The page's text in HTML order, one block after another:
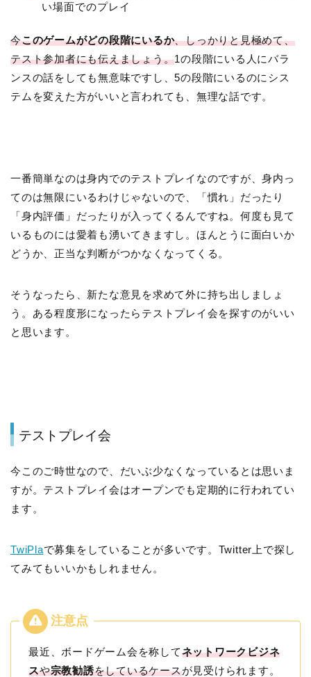
い場面でのプレイ
今このゲームがどの段階にいるか、しっかりと見極めて、
テスト参加者にも伝えましょう。1の段階にいる人にバラ
ンスの話をしても無意味ですし、5の段階にいるのにシス
テムを変えた方がいいと言われても、無理な話です。
一番簡単なのは身内でのテストプレイなのですが、身内っ
てのは無限にいるわけじゃないので、「慣れ」だったり
「身内評価」だったりが入ってくるんですね。何度も見て
いるものには愛着も湧いてきますし。ほんとうに面白いか
どうか、正当な判断がつかなくなってくる。
そうなったら、新たな意見を求めて外に持ち出しましょ
う。ある程度形になったらテストプレイ会を探すのがいい
と思います。
テストプレイ会
今このご時世なので、だいぶ少なくなっているとは思いま
すが。テストプレイ会はオープンでも定期的に行われてい
ます。
TwiPlaで募集をしていることが多いです。Twitter上で探し
てみてもいいかもしれません。
最近、ボードゲーム会を称してネットワークビジネ
スや宗教勧誘をしているケースが見受けられます。